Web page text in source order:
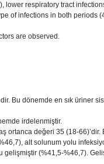
respiratory tract
of infections in both periods
are observed.
Bu dönemde en sık üriner
irdelenmiştir.
ortanca değeri 35 (18-
alt solunum yolu
(%41,5-%46,7).